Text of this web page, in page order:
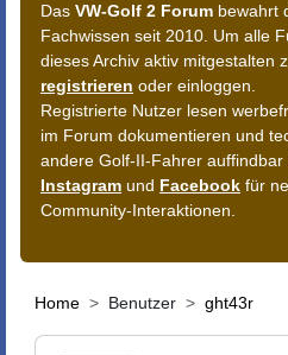
Das VW-Golf 2 Forum bewahrt
Fachwissen seit 2010. Um alle
dieses Archiv aktiv mitgestalten
registrieren oder einloggen.
Registrierte Nutzer lesen
im Forum dokumentieren und
andere Golf-II-Fahrer
Instagram und Facebook für
Community-Interaktionen.
Home Benutzer ght43r